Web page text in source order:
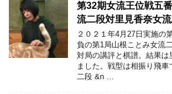
第32期女流王位戦五
流二段対里見香奈女流
２０２１年4月27日実施の
負の第1局山根ことみ女流
対局の講評と棋譜。結果
ました。戦型は相振り飛
二段 &n …